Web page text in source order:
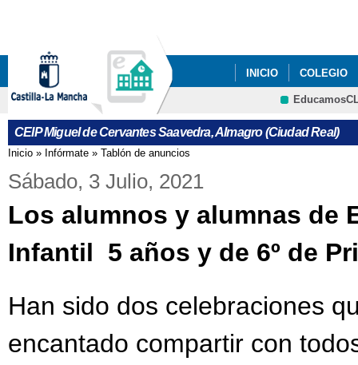
INICIO COLEGIO
CRFP
CEIP Miguel de Cervantes Saavedra, Almagro (Ciudad Real)
Se encuentra usted aquí
Inicio » Infórmate » Tablón de anuncios
Sábado, 3 Julio, 2021
Los alumnos y alumnas de
Infantil 5 años y de 6º de
Han sido dos celebraciones
encantado compartir con